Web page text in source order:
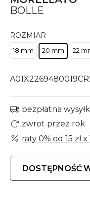
BOLLE
ROZMIAR
18 mm 20 mm 22
bezpłatna
zwrot przez rok
raty 0% od 15 złx
DOSTĘPNOŚĆ